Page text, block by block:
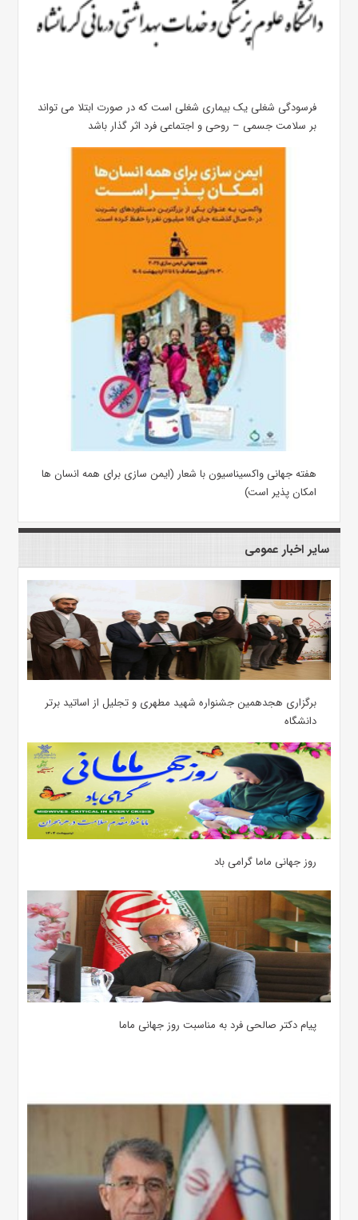
فرسودگی شغلی یک بیماری شغلی است که در صورت ابتلا می تواند
بر سلامت جسمی – روحی و اجتماعی فرد اثر گذار باشد
هفته جهانی واکسیناسیون با شعار (ایمن سازی برای همه انسان ها
امکان پذیر است)
سایر اخبار عمومی
برگزاری هجدهمین جشنواره شهید مطهری و تجلیل از اساتید برتر
دانشگاه
روز جهانی ماما گرامی باد
پیام دکتر صالحی فرد به مناسبت روز جهانی ماما